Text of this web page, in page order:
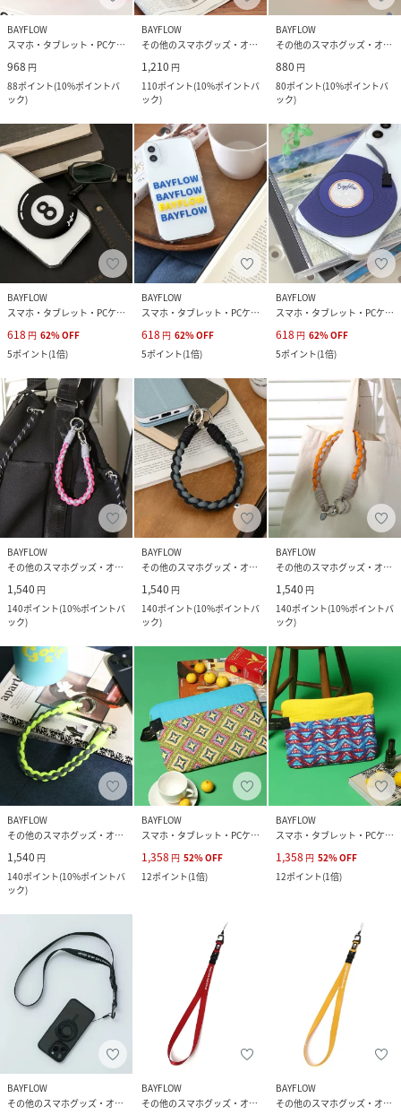
BAYFLOW
スマホ・タブレット・PCケース/カバー
968 円
88ポイント(10%ポイントバ
ック)
BAYFLOW
その他のスマホグッズ・オーディオ機器
1,210 円
110ポイント(10%ポイントバ
ック)
BAYFLOW
その他のスマホグッズ・オーディオ機器
880 円
80ポイント(10%ポイントバ
ック)
BAYFLOW
スマホ・タブレット・PCケース/カバー
618 円 62%OFF
5ポイント(1倍)
BAYFLOW
スマホ・タブレット・PCケース/カバー
618 円 62%OFF
5ポイント(1倍)
BAYFLOW
スマホ・タブレット・PCケース/カバー
618 円 62%OFF
5ポイント(1倍)
BAYFLOW
その他のスマホグッズ・オーディオ機器
1,540 円
140ポイント(10%ポイントバ
ック)
BAYFLOW
その他のスマホグッズ・オーディオ機器
1,540 円
140ポイント(10%ポイントバ
ック)
BAYFLOW
その他のスマホグッズ・オーディオ機器
1,540 円
140ポイント(10%ポイントバ
ック)
BAYFLOW
その他のスマホグッズ・オーディオ機器
1,540 円
140ポイント(10%ポイントバ
ック)
BAYFLOW
スマホ・タブレット・PCケース/カバー
1,358 円 52%OFF
12ポイント(1倍)
BAYFLOW
スマホ・タブレット・PCケース/カバー
1,358 円 52%OFF
12ポイント(1倍)
BAYFLOW
その他のスマホグッズ・オーディオ機器
BAYFLOW
その他のスマホグッズ・オーディオ機器
BAYFLOW
その他のスマホグッズ・オーディオ機器